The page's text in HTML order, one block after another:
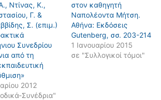
Ντίνας, Κ.,
Γ. &
Σ. (επιμ.)
Συνεδρίου
από τη
2012
Συνέδρια"
στον καθηγητή
Ναπολέοντα Μήτση.
Αθήνα: Εκδόσεις
Gutenberg, σσ. 203-214
1 Ιανουαρίου 2015
σε "Συλλογικοί τόμοι"